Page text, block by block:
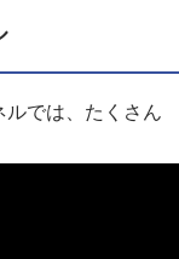
ルでは、たくさん